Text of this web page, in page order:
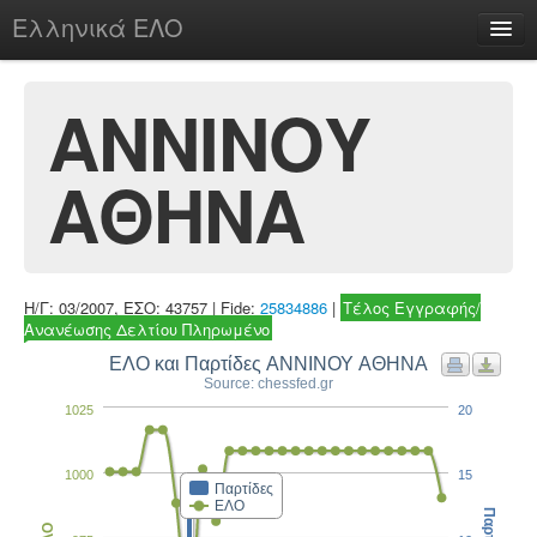
Ελληνικά ΕΛΟ
chesstu.be @ discord
Login
ΑΝΝΙΝΟΥ
ΑΘΗΝΑ
Η/Γ: 03/2007, ΕΣΟ: 43757 | Fide: 25834886 | Τέλος Εγγραφής/
Ανανέωσης Δελτίου Πληρωμένο
ΕΛΟ και Παρτίδες ΑΝΝΙΝΟΥ ΑΘΗΝΑ
Source: chessfed.gr
Παρτίδες
ΕΛΟ
1000
1025
15
20